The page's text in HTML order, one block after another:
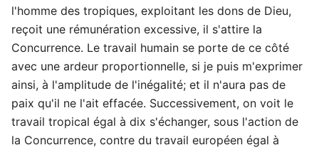
l'homme des tropiques, exploitant les dons de Dieu,
reçoit une rémunération excessive, il s'attire la
Concurrence. Le travail humain se porte de ce côté
avec une ardeur proportionnelle, si je puis m'exprimer
ainsi, à l'amplitude de l'inégalité; et il n'aura pas de
paix qu'il ne l'ait effacée. Successivement, on voit le
travail tropical égal à dix s'échanger, sous l'action de
la Concurrence, contre du travail européen égal à